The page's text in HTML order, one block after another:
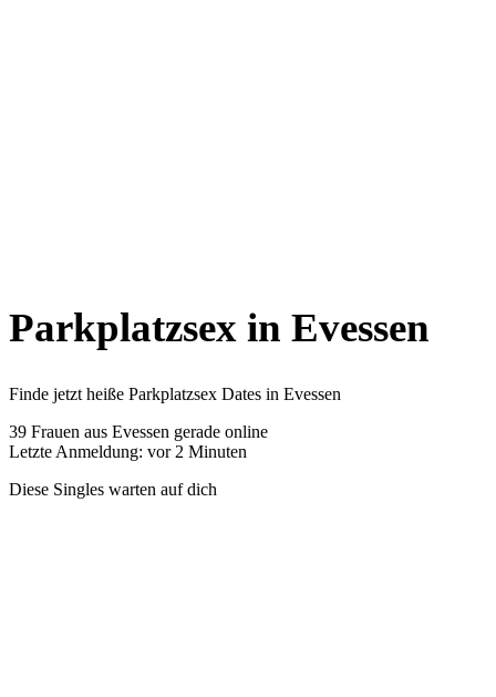
Parkplatzsex in Evessen
Finde jetzt heiße Parkplatzsex Dates in Evessen
39 Frauen aus Evessen gerade online
Letzte Anmeldung: vor 2 Minuten
Diese Singles warten auf dich